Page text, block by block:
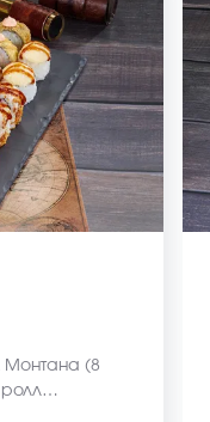
Монтана (8